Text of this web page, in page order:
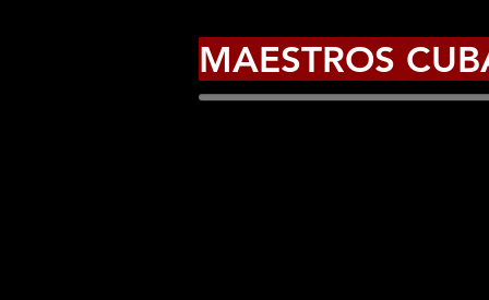
MAESTROS